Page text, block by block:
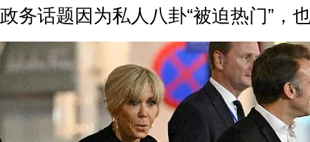
政务话题因为私人八卦“被迫热门”，